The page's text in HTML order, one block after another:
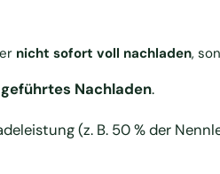
nicht sofort voll nachladen,
Nachladen.
(z. B. 50 % der